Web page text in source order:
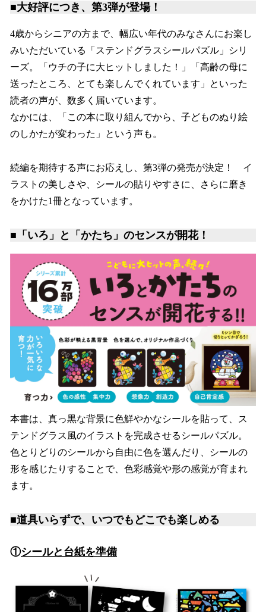
■大好評につき、第3弾が登場！
4歳からシニアの方まで、幅広い年代のみなさんにお楽し
みいただいている「ステンドグラスシールパズル」シリ
ーズ。「ウチの子に大ヒットしました！」「高齢の母に
送ったところ、とても楽しんでくれています」といった
読者の声が、数多く届いています。
なかには、「この本に取り組んでから、子どものぬり絵
のしかたが変わった」という声も。
続編を期待する声にお応えし、第3弾の発売が決定！ イ
ラストの美しさや、シールの貼りやすさに、さらに磨き
をかけた1冊となっています。
■「いろ」と「かたち」のセンスが開花！
本書は、真っ黒な背景に色鮮やかなシールを貼って、ス
テンドグラス風のイラストを完成させるシールパズル。
色とりどりのシールから自由に色を選んだり、シールの
形を感じたりすることで、色彩感覚や形の感覚が育まれ
ます。
■道具いらずで、いつでもどこでも楽しめる
①シールと台紙を準備